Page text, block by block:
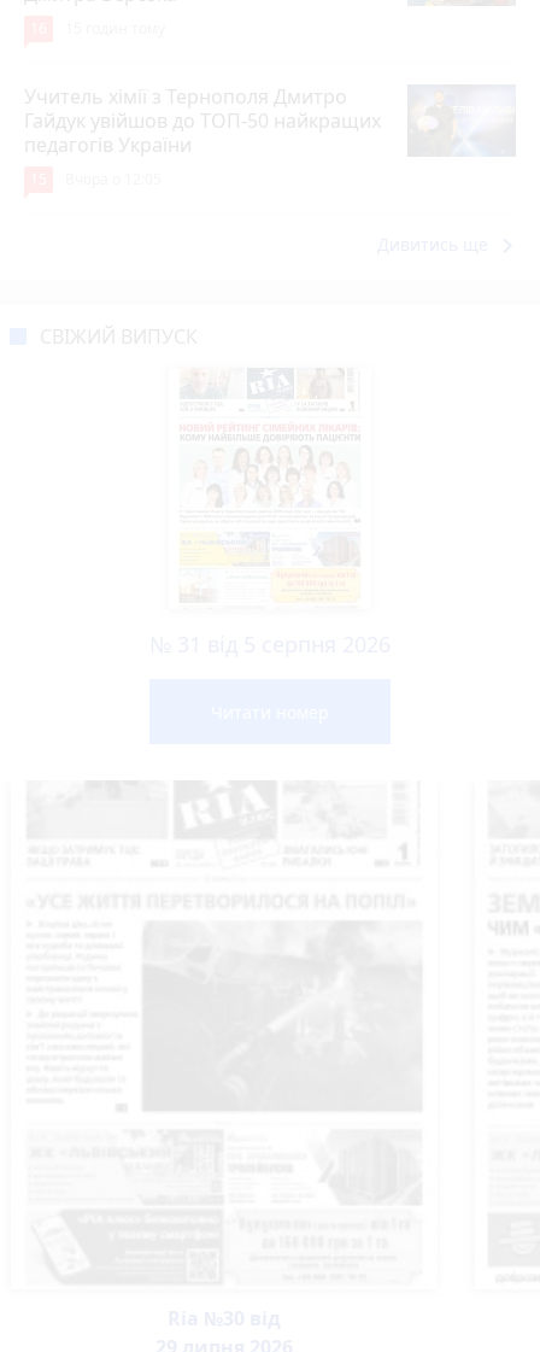
Учитель хімії з Тернополя Дмитро
Гайдук увійшов до ТОП-50 найкращих
педагогів України